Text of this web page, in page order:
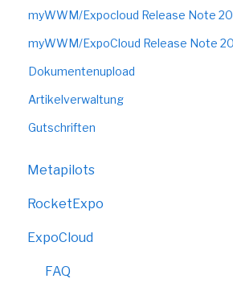
myWWM/Expocloud Release Note
myWWM/ExpoCloud Release Note
Dokumentenupload
Artikelverwaltung
Gutschriften
Metapilots
VirtualShow
RocketExpo
LED-Messewand
ExpoCloud
FAQ